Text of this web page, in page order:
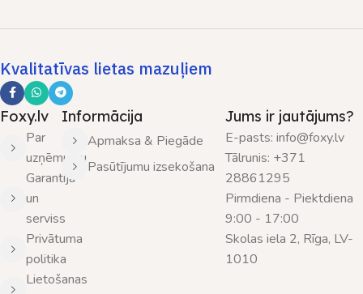
Kvalitatīvas lietas mazuļiem
Foxy.lv
Par
uzņēmumu
Garantija
un
serviss
Privātuma
politika
Lietošanas
Informācija
Apmaksa & Piegāde
Pasūtījumu izsekošana
Jums ir jautājums?
E-pasts: info@foxy.lv
Tālrunis: +371
28861295
Pirmdiena - Piektdiena
9:00 - 17:00
Skolas iela 2, Rīga, LV-
1010